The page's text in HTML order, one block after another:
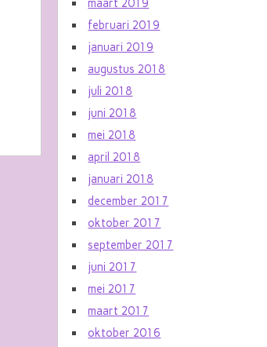
maart 2019
februari 2019
januari 2019
augustus 2018
juli 2018
juni 2018
mei 2018
april 2018
januari 2018
december 2017
oktober 2017
september 2017
juni 2017
mei 2017
maart 2017
oktober 2016